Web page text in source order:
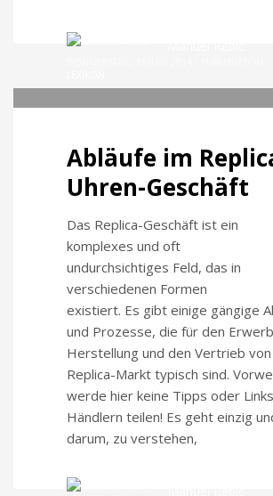
Abläufe im
Uhren-Geschäft
Das Replica-Geschäft ist ein
komplexes und oft
undurchsichtiges Feld, das in
verschiedenen Formen
existiert. Es gibt einige gängige
und Prozesse, die für den
Herstellung und den Vertrieb
Replica-Markt typisch sind.
werde hier keine Tipps oder
Händlern teilen! Es geht einzig
darum, zu verstehen,